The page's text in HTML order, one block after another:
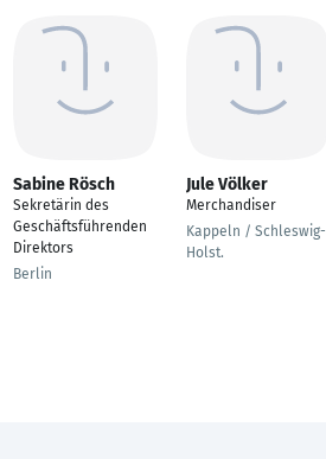
Sabine Rösch
Sekretärin des
Geschäftsführenden
Direktors
Berlin
Jule Völker
Merchandiser
Kappeln / Schleswig-
Holst.